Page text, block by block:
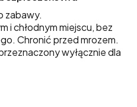
zabawy.
i chłodnym miejscu, bez
Chronić przed mrozem.
wyłącznie dla